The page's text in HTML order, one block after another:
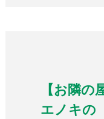
【お隣
エノキの